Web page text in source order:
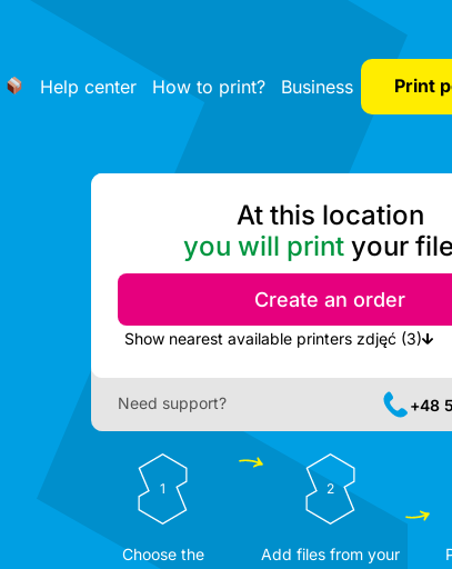
Help center How to print? Business Print
At this location
you will print your
Create an order
Show nearest available printers zdjęć (3)
Need support? +48
1
Choose the
2
Add files from your